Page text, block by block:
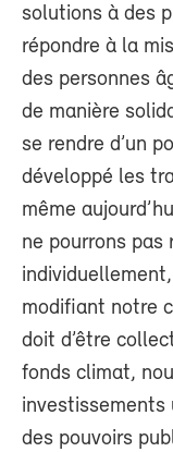
solutions à des
répondre à la
des personnes
de manière
se rendre d’un
développé les
même
ne pourrons pas
modifiant notre
doit d’être
fonds climat,
investissements
des pouvoirs